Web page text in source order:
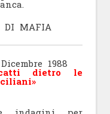
DI MAFIA
1988
dietro le